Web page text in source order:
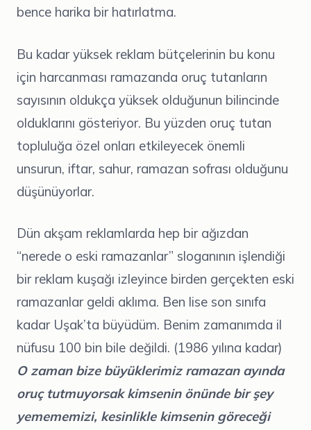
bence harika bir hatırlatma.
Bu kadar yüksek reklam bütçelerinin bu konu
için harcanması ramazanda oruç tutanların
sayısının oldukça yüksek olduğunun bilincinde
olduklarını gösteriyor. Bu yüzden oruç tutan
topluluğa özel onları etkileyecek önemli
unsurun, iftar, sahur, ramazan sofrası olduğunu
düşünüyorlar.
Dün akşam reklamlarda hep bir ağızdan
“nerede o eski ramazanlar” sloganının işlendiği
bir reklam kuşağı izleyince birden gerçekten eski
ramazanlar geldi aklıma. Ben lise son sınıfa
kadar Uşak’ta büyüdüm. Benim zamanımda il
nüfusu 100 bin bile değildi. (1986 yılına kadar)
O zaman bize büyüklerimiz ramazan ayında
oruç tutmuyorsak kimsenin önünde bir şey
yemememizi, kesinlikle kimsenin göreceği